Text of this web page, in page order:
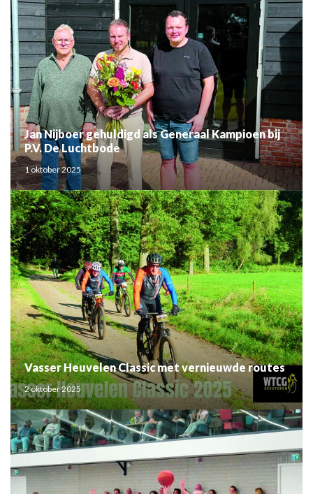
Jan Nijboer gehuldigd als Generaal Kampioen bij
P.V. De Luchtbode
1 oktober 2025
Vasser Heuvelen Classic met vernieuwde routes
2 oktober 2025